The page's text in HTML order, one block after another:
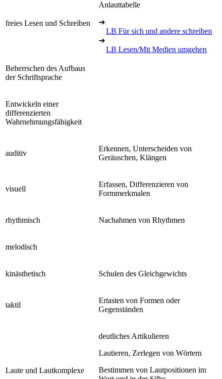
freies Lesen und Schreiben
Anlauttabelle
➔
LB Für sich und andere schreiben
➔
LB Lesen/Mit Medien umgehen
Beherrschen des Aufbaus
der Schriftsprache
Entwickeln einer
differenzierten
Wahrnehmungsfähigkeit
auditiv
Erkennen, Unterscheiden von
Geräuschen, Klängen
visuell
Erfassen, Differenzieren von
Formmerkmalen
rhythmisch Nachahmen von Rhythmen
melodisch
kinästhetisch Schulen des Gleichgewichts
taktil
Ertasten von Formen oder
Gegenständen
Laute und Lautkomplexe
deutliches Artikulieren
Lautieren, Zerlegen von Wörtern
Bestimmen von Lautpositionen im